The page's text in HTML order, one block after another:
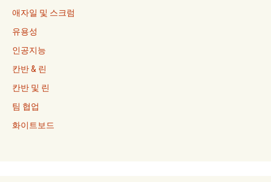
애자일 및 스크럼
유용성
인공지능
칸반 & 린
칸반 및 린
팀 협업
화이트보드